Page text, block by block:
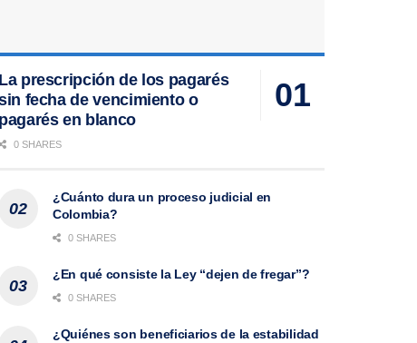
La prescripción de los pagarés
fecha de vencimiento o
pagarés en blanco
0 SHARES
¿Cuánto dura un proceso judicial en
Colombia?
0 SHARES
¿En qué consiste la Ley “dejen de fregar”?
0 SHARES
¿Quiénes son beneficiarios de la estabilidad